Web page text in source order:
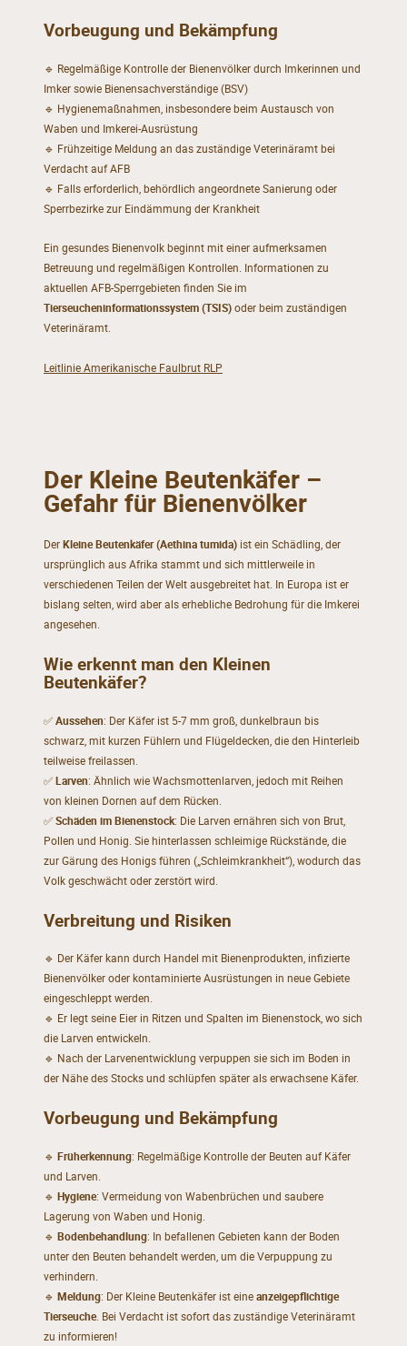
Vorbeugung und Bekämpfung
🔹 Regelmäßige Kontrolle der Bienenvölker durch Imkerinnen und
Imker sowie Bienensachverständige (BSV)
🔹 Hygienemaßnahmen, insbesondere beim Austausch von
Waben und Imkerei-Ausrüstung
🔹 Frühzeitige Meldung an das zuständige Veterinäramt bei
Verdacht auf AFB
🔹 Falls erforderlich, behördlich angeordnete Sanierung oder
Sperrbezirke zur Eindämmung der Krankheit
Ein gesundes Bienenvolk beginnt mit einer aufmerksamen
Betreuung und regelmäßigen Kontrollen. Informationen zu
aktuellen AFB-Sperrgebieten finden Sie im
Tierseucheninformationssystem (TSIS)oder beim zuständigen
Veterinäramt.
Leitlinie Amerikanische Faulbrut RLP
Der Kleine Beutenkäfer –
Gefahr für Bienenvölker
DerKleine Beutenkäfer (Aethina tumida)ist ein Schädling, der
ursprünglich aus Afrika stammt und sich mittlerweile in
verschiedenen Teilen der Welt ausgebreitet hat. In Europa ist er
bislang selten, wird aber als erhebliche Bedrohung für die Imkerei
angesehen.
Wie erkennt man den Kleinen
Beutenkäfer?
✅Aussehen: Der Käfer ist 5-7 mm groß, dunkelbraun bis
schwarz, mit kurzen Fühlern und Flügeldecken, die den Hinterleib
teilweise freilassen.
✅Larven: Ähnlich wie Wachsmottenlarven, jedoch mit Reihen
von kleinen Dornen auf dem Rücken.
✅Schäden im Bienenstock: Die Larven ernähren sich von Brut,
Pollen und Honig. Sie hinterlassen schleimige Rückstände, die
zur Gärung des Honigs führen („Schleimkrankheit“), wodurch das
Volk geschwächt oder zerstört wird.
Verbreitung und Risiken
🔹 Der Käfer kann durch Handel mit Bienenprodukten, infizierte
Bienenvölker oder kontaminierte Ausrüstungen in neue Gebiete
eingeschleppt werden.
🔹 Er legt seine Eier in Ritzen und Spalten im Bienenstock, wo sich
die Larven entwickeln.
🔹 Nach der Larvenentwicklung verpuppen sie sich im Boden in
der Nähe des Stocks und schlüpfen später als erwachsene Käfer.
Vorbeugung und Bekämpfung
🔹 Früherkennung: Regelmäßige Kontrolle der Beuten auf Käfer
und Larven.
🔹 Hygiene: Vermeidung von Wabenbrüchen und saubere
Lagerung von Waben und Honig.
🔹 Bodenbehandlung: In befallenen Gebieten kann der Boden
unter den Beuten behandelt werden, um die Verpuppung zu
verhindern.
🔹 Meldung: Der Kleine Beutenkäfer ist eineanzeigepflichtige
Tierseuche. Bei Verdacht ist sofort das zuständige Veterinäramt
zu informieren!